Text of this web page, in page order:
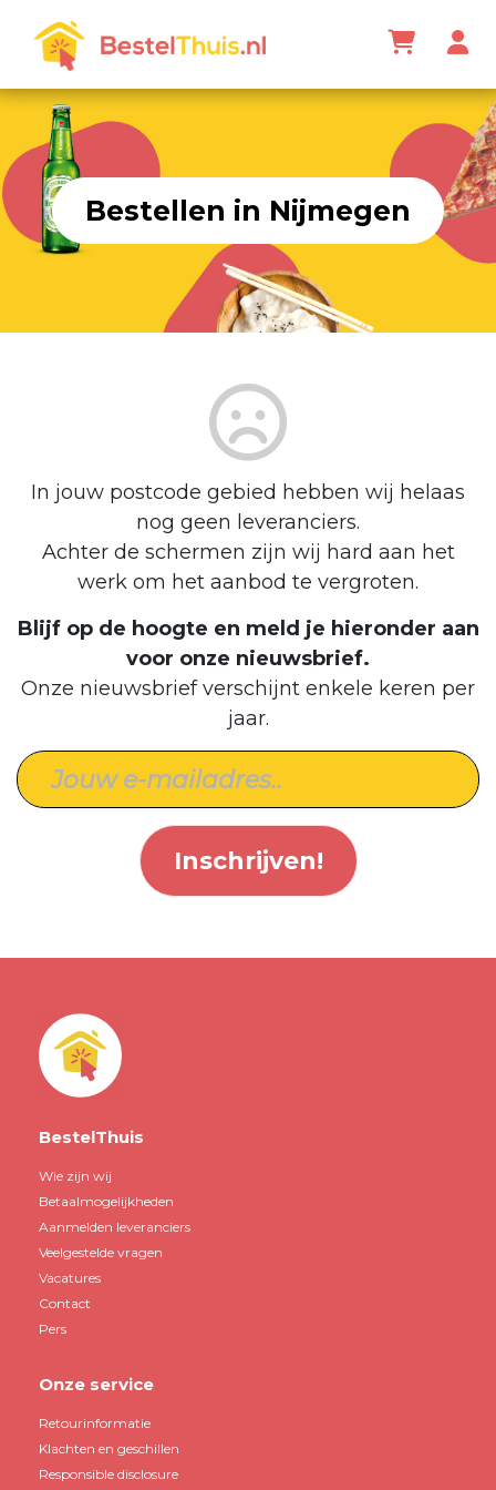
Bestellen in Nijmegen
In jouw postcode gebied hebben wij helaas
nog geen leveranciers.
Achter de schermen zijn wij hard aan het
werk om het aanbod te vergroten.
Blijf op de hoogte en meld je hieronder aan
voor onze nieuwsbrief.
Onze nieuwsbrief verschijnt enkele keren per
jaar.
Inschrijven!
BestelThuis
Wie zijn wij
Betaalmogelijkheden
Aanmelden leveranciers
Veelgestelde vragen
Vacatures
Contact
Pers
Onze service
Retourinformatie
Klachten en geschillen
Responsible disclosure